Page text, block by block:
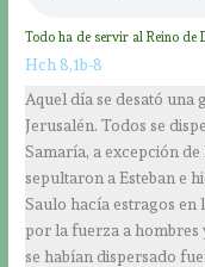
Todo ha de servir al Reino de
Hch 8,1b-8
Aquel día se desató una
Jerusalén. Todos se
Samaría, a excepción
sepultaron a Esteban e
Saulo hacía estragos en
por la fuerza a hombres
se habían dispersado